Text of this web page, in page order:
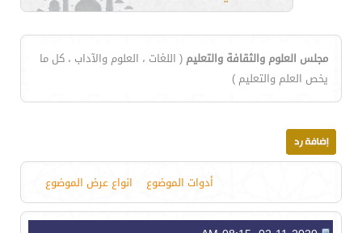
مجلس العلوم والثقافة والتعليم ( اللغات ، العلوم والآداب ، كل ما
يخص العلم والتعليم )
أدوات الموضوع انواع عرض الموضوع